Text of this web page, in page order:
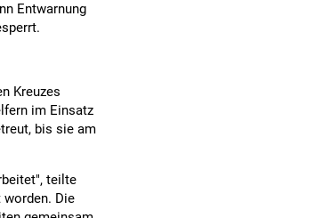
Entwarnung
Kreuzes
im Einsatz
bis sie am
teilte
Die